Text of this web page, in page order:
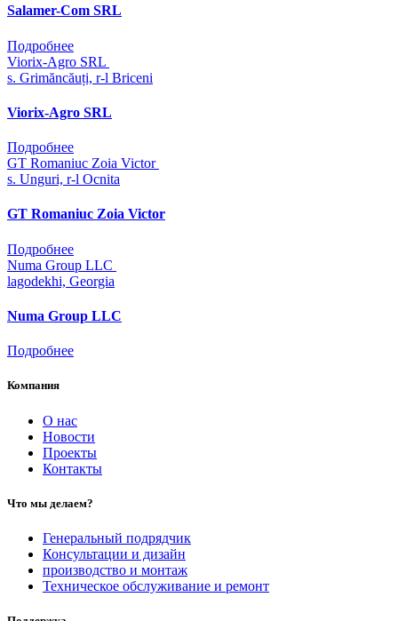
Salamer-Com SRL
Подробнее
Viorix-Agro SRL
s. Grimăncăuți, r-l Briceni
Viorix-Agro SRL
Подробнее
GT Romaniuc Zoia Victor
s. Unguri, r-l Ocnita
GT Romaniuc Zoia Victor
Подробнее
Numa Group LLC
lagodekhi, Georgia
Numa Group LLC
Подробнее
Компания
О нас
Новости
Проекты
Контакты
Что мы делаем?
Генеральный подрядчик
Консультации и дизайн
производство и монтаж
Техническое обслуживание и ремонт